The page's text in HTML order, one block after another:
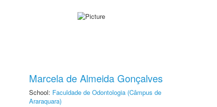
Marcela de Almeida Gonçalves
School: Faculdade de Odontologia (Câmpus de
Araraquara)